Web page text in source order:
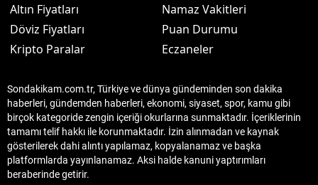
Altın Fiyatları
Döviz Fiyatları
Kripto Paralar
Namaz Vakitleri
Puan Durumu
Eczaneler
Sondakikam.com.tr, Türkiye ve dünya gündeminden son dakika
haberleri, gündemden haberleri, ekonomi, siyaset, spor, kamu gibi
birçok kategoride zengin içeriği okurlarına sunmaktadır. İçeriklerinin
tamamı telif hakkı ile korunmaktadır. İzin alınmadan ve kaynak
gösterilerek dahi alıntı yapılamaz, kopyalanamaz ve başka
platformlarda yayınlanamaz. Aksi halde kanuni yaptırımları
beraberinde getirir.